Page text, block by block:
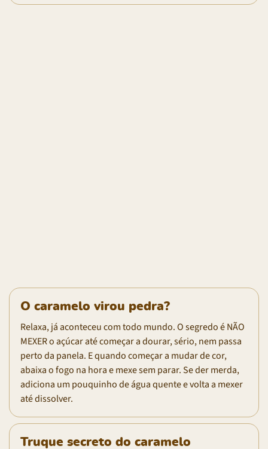
O caramelo virou pedra?
Relaxa, já aconteceu com todo mundo. O segredo é NÃO
MEXER o açúcar até começar a dourar, sério, nem passa
perto da panela. E quando começar a mudar de cor,
abaixa o fogo na hora e mexe sem parar. Se der merda,
adiciona um pouquinho de água quente e volta a mexer
até dissolver.
Truque secreto do caramelo